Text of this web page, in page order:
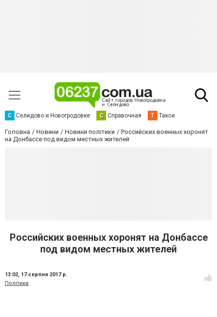
С Селидово и Новогродовке С Справочная Т Такси
Головна Новини Новини політики
Российских военных хоронят
на Донбассе под видом местных жителей
Российских военных хоронят на Донбассе
под видом местных жителей
13:02, 17 серпня 2017 р.
Політика